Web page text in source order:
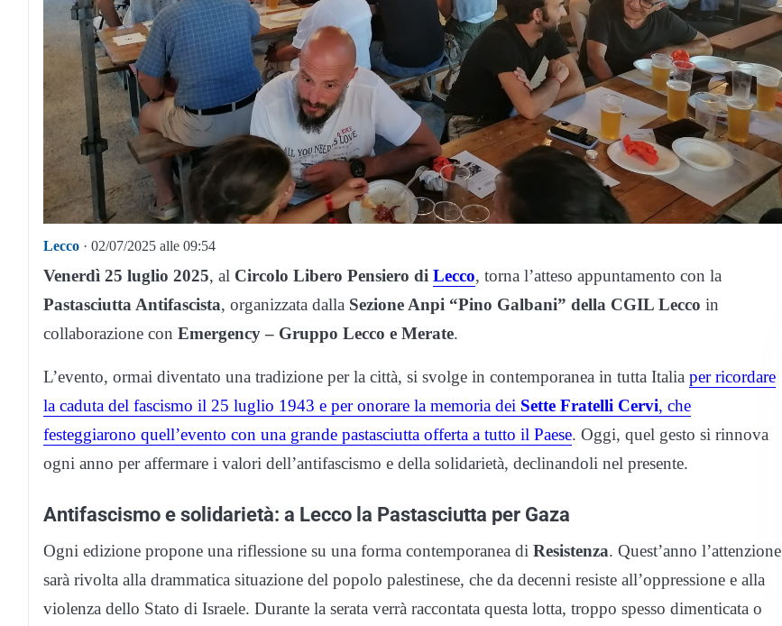
Lecco · 02/07/2025 alle 09:54
Venerdì 25 luglio 2025, al Circolo Libero Pensiero di Lecco, torna l’atteso appuntamento con la
Pastasciutta Antifascista, organizzata dalla Sezione Anpi “Pino Galbani” della CGIL Lecco in
collaborazione con Emergency – Gruppo Lecco e Merate.
L’evento, ormai diventato una tradizione per la città, si svolge in contemporanea in tutta Italia per ricordare
la caduta del fascismo il 25 luglio 1943 e per onorare la memoria dei Sette Fratelli Cervi, che
festeggiarono quell’evento con una grande pastasciutta offerta a tutto il Paese. Oggi, quel gesto si rinnova
ogni anno per affermare i valori dell’antifascismo e della solidarietà, declinandoli nel presente.
Antifascismo e solidarietà: a Lecco la Pastasciutta per Gaza
Ogni edizione propone una riflessione su una forma contemporanea di Resistenza. Quest’anno l’attenzione
sarà rivolta alla drammatica situazione del popolo palestinese, che da decenni resiste all’oppressione e alla
violenza dello Stato di Israele. Durante la serata verrà raccontata questa lotta, troppo spesso dimenticata o